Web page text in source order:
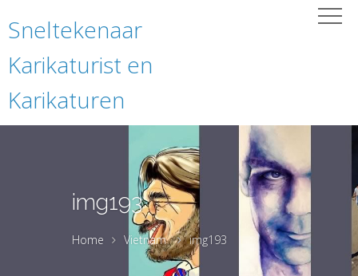
Sneltekenaar
Karikaturist en
Karikaturen
img193
Home Vietnam img193